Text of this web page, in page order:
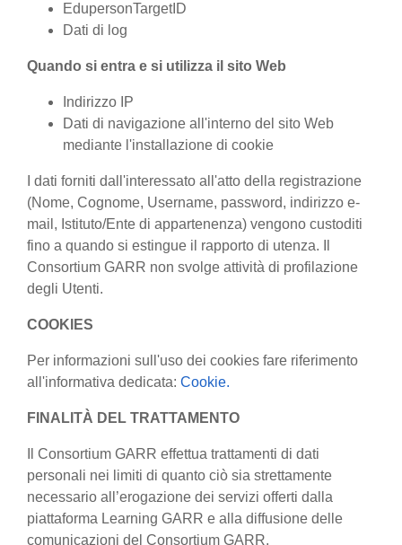
EdupersonTargetID
Dati di log
Quando si entra e si utilizza il sito Web
Indirizzo IP
Dati di navigazione all'interno del sito Web
mediante l'installazione di cookie
I dati forniti dall'interessato all'atto della registrazione
(Nome, Cognome, Username, password, indirizzo e-
mail, Istituto/Ente di appartenenza) vengono custoditi
fino a quando si estingue il rapporto di utenza. Il
Consortium GARR non svolge attività di profilazione
degli Utenti.
COOKIES
Per informazioni sull'uso dei cookies fare riferimento
all'informativa dedicata: Cookie.
FINALITÀ DEL TRATTAMENTO
Il Consortium GARR effettua trattamenti di dati
personali nei limiti di quanto ciò sia strettamente
necessario all’erogazione dei servizi offerti dalla
piattaforma Learning GARR e alla diffusione delle
comunicazioni del Consortium GARR.